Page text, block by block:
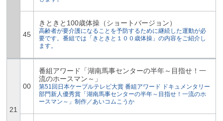
45
きときと100歳体操（ショートバージョン）
高齢者が要介護になることを予防するために継続した運動が必
要です。番組では「きときと１００歳体操」の内容をご紹介し
ます。
21
00
番組アワード「湖南馬事センターの半年～目指せ！一
流のホースマン～」
第51回日本ケーブルテレビ大賞 番組アワード ドキュメンタリー
部門新人優秀賞「湖南馬事センターの半年～目指せ！一流のホ
ースマン～」制作／あいコムこうか